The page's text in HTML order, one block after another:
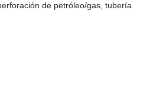
de petróleo/gas, tubería